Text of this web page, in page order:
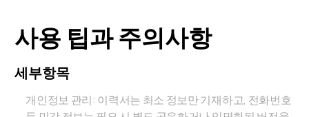
사용 팁과 주의사항
세부항목
개인정보 관리: 이력서는 최소 정보만 기재하고, 전화번호